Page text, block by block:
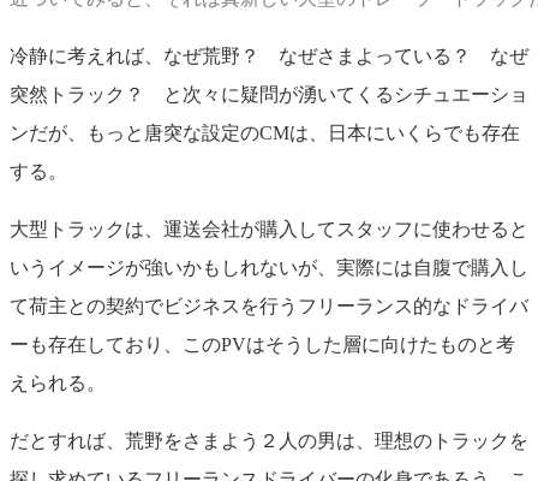
冷静に考えれば、なぜ荒野？ なぜさまよっている？ なぜ
突然トラック？ と次々に疑問が湧いてくるシチュエーショ
ンだが、もっと唐突な設定のCMは、日本にいくらでも存在
する。
大型トラックは、運送会社が購入してスタッフに使わせると
いうイメージが強いかもしれないが、実際には自腹で購入し
て荷主との契約でビジネスを行うフリーランス的なドライバ
ーも存在しており、このPVはそうした層に向けたものと考
えられる。
だとすれば、荒野をさまよう２人の男は、理想のトラックを